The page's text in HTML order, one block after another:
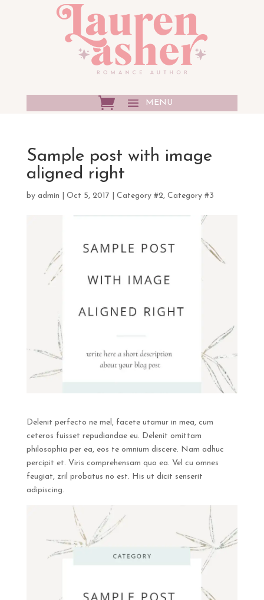
Sample post with image
aligned right
by admin Oct 5, 2017 Category #2, Category #3
Delenit perfecto ne mel, facete utamur in mea, cum
ceteros fuisset repudiandae eu. Delenit omittam
philosophia per ea, eos te omnium discere. Nam adhuc
percipit et. Viris comprehensam quo ea. Vel cu omnes
feugiat, zril probatus no est. His ut dicit senserit
adipiscing.